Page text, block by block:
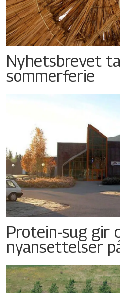
Nyhetsbrevet
sommerferie
Protein-sug gir
nyansettelser